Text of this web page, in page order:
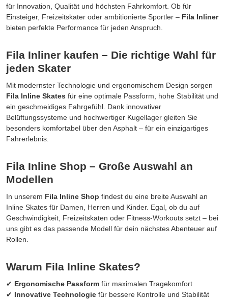
für Innovation, Qualität und höchsten Fahrkomfort. Ob für
Einsteiger, Freizeitskater oder ambitionierte Sportler – Fila Inliner
bieten perfekte Performance für jeden Anspruch.
Fila Inliner kaufen – Die richtige Wahl für
jeden Skater
Mit modernster Technologie und ergonomischem Design sorgen
Fila Inline Skates für eine optimale Passform, hohe Stabilität und
ein geschmeidiges Fahrgefühl. Dank innovativer
Belüftungssysteme und hochwertiger Kugellager gleiten Sie
besonders komfortabel über den Asphalt – für ein einzigartiges
Fahrerlebnis.
Fila Inline Shop – Große Auswahl an
Modellen
In unserem Fila Inline Shop findest du eine breite Auswahl an
Inline Skates für Damen, Herren und Kinder. Egal, ob du auf
Geschwindigkeit, Freizeitskaten oder Fitness-Workouts setzt – bei
uns gibt es das passende Modell für dein nächstes Abenteuer auf
Rollen.
Warum Fila Inline Skates?
✔ Ergonomische Passform für maximalen Tragekomfort
✔ Innovative Technologie für bessere Kontrolle und Stabilität